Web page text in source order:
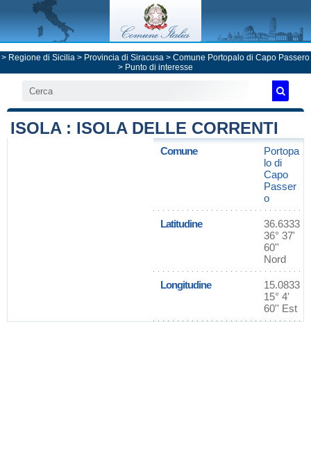
> Regione di Sicilia > Provincia di Siracusa > Comune Portopalo di Capo Passero
> Punto di interesse
ISOLA : ISOLA DELLE CORRENTI
Comune
Portopa
lo di
Capo
Passer
o
Latitudine
36.6333
36° 37'
60''
Nord
Longitudine
15.0833
15° 4'
60'' Est